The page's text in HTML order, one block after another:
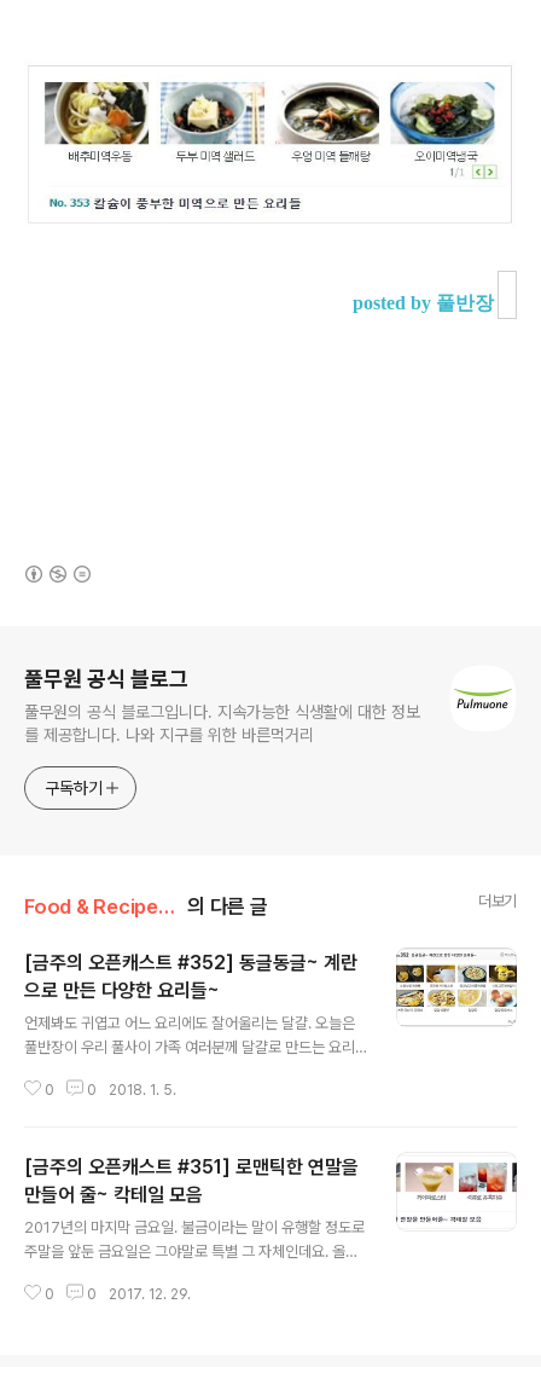
posted by 풀반장
풀무원 공식 블로그
풀무원의 공식 블로그입니다. 지속가능한 식생활에 대한 정보
를 제공합니다. 나와 지구를 위한 바른먹거리
구독하기
Food & Recipe/풀무원 오픈캐스트 의 다른 글 더보기
[금주의 오픈캐스트 #352] 동글동글~ 계란
으로 만든 다양한 요리들~
언제봐도 귀엽고 어느 요리에도 잘어울리는 달걀. 오늘은
풀반장이 우리 풀사이 가족 여러분께 달걀로 만드는 요리
란말이, 오믈렛은 물론 빵까지 다양하게 준비했으니까요~
이들과 함께 하면 더 좋아하겠네요. 달걀 깨기, 달걀물 풀기
등 아이들도 참여할 수 있는 과정들이 많으니까요. 더 의미
있는 요리시간이 되겠지요? 금주의 오픈캐스트 지금 바로
살펴보시죠!! http://opencast.naver.com/PS401 po
0 0 2018. 1. 5.
[금주의 오픈캐스트 #351] 로맨틱한 연말을
만들어 줄~ 칵테일 모음
2017년의 마지막 금요일. 불금이라는 말이 유행할 정도로
주말을 앞둔 금요일은 그야말로 특별 그 자체인데요. 올해
않고서는 배길 수 없는 그런날이네요. 하.지.만. 연일 이어
0 0 2017. 12. 29.